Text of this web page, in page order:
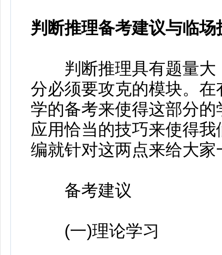
判断推理备考建议与临场
判断推理具有题量大
分必须要攻克的模块。
学的备考来使得这部分
应用恰当的技巧来使得
编就针对这两点来给大家
备考建议
(一)理论学习